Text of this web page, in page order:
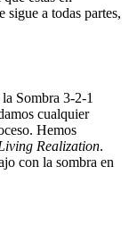
sigue a todas partes,
Sombra 3-2-1
cualquier
Hemos
Realization.
con la sombra en